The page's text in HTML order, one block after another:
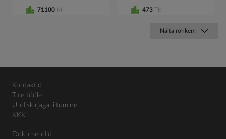
71100 M 473 TK
Näita rohkem
Kontaktid
Tule tööle
Uudiskirjaga liitumine
KKK
Dokumendid